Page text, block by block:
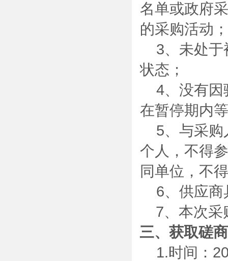
名单或政府
的采购活动；
3、未处
状态；
4、没有因
在暂停期内
5、与采
个人，不得
同单位，不
6、供应
7、本次采
三、获取磋
1.时间：